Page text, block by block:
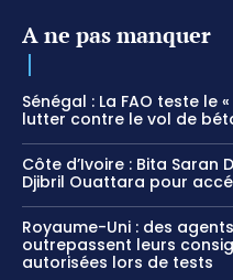
A ne pas manquer
Sénégal : La FAO teste le
lutter contre le vol de
Côte d’Ivoire : Bita
Djibril Ouattara pour
Royaume-Uni : des
outrepassent leurs
autorisées lors de tests